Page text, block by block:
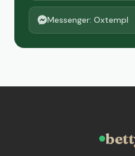
Messenger: Oxtempl